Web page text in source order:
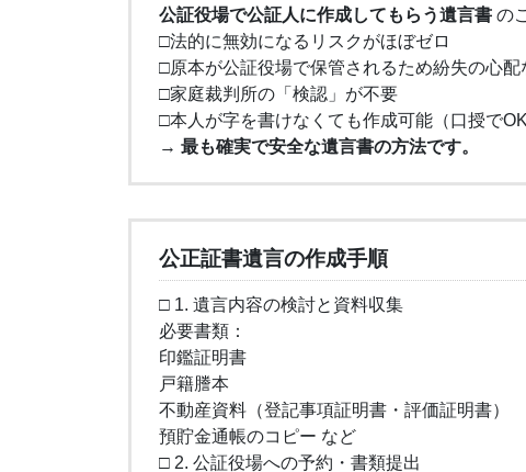
公証役場で公証人に作成してもらう遺言書 の
□法的に無効になるリスクがほぼゼロ
□原本が公証役場で保管されるため紛失の心配
□家庭裁判所の「検認」が不要
□本人が字を書けなくても作成可能（口授でOK
→ 最も確実で安全な遺言書の方法です。
公正証書遺言の作成手順
□ 1. 遺言内容の検討と資料収集
必要書類：
印鑑証明書
戸籍謄本
不動産資料（登記事項証明書・評価証明書）
預貯金通帳のコピー など
□ 2. 公証役場への予約・書類提出